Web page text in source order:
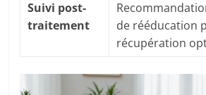
Suivi post-
traitement
de rééducation
récupération